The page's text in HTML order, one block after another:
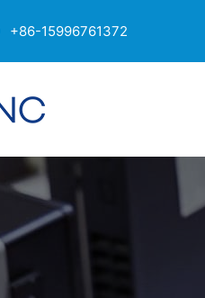
+86-15996761372